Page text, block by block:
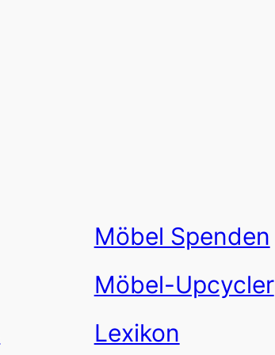
Möbel Spenden
Möbel-Upcycler
Lexikon